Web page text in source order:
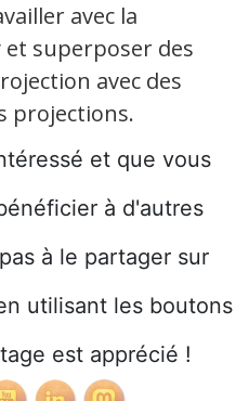
avec la
superposer des
avec des
projections.
et que vous
à d'autres
à le partager sur
utilisant les boutons
est apprécié !